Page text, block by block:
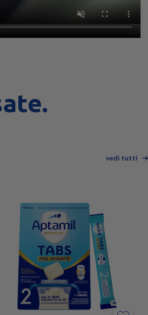
vedi tutti